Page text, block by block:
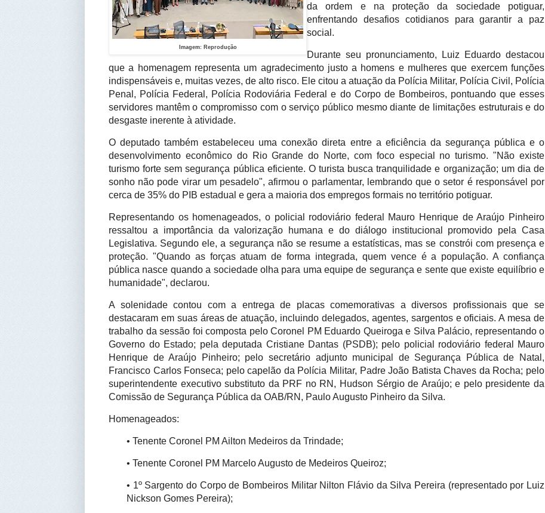
Imagem: Reprodução
da ordem e na proteção da sociedade potiguar,
enfrentando desafios cotidianos para garantir a paz
social.
Durante seu pronunciamento, Luiz Eduardo destacou
que a homenagem representa um agradecimento justo a homens e mulheres que exercem funções
indispensáveis e, muitas vezes, de alto risco. Ele citou a atuação da Polícia Militar, Polícia Civil, Polícia
Penal, Polícia Federal, Polícia Rodoviária Federal e do Corpo de Bombeiros, pontuando que esses
servidores mantêm o compromisso com o serviço público mesmo diante de limitações estruturais e do
desgaste inerente à atividade.
O deputado também estabeleceu uma conexão direta entre a eficiência da segurança pública e o
desenvolvimento econômico do Rio Grande do Norte, com foco especial no turismo. "Não existe
turismo forte sem segurança pública eficiente. O turista busca tranquilidade e organização; um dia de
sonho não pode virar um pesadelo", afirmou o parlamentar, lembrando que o setor é responsável por
cerca de 35% do PIB estadual e gera a maioria dos empregos formais no território potiguar.
Representando os homenageados, o policial rodoviário federal Mauro Henrique de Araújo Pinheiro
ressaltou a importância da valorização humana e do diálogo institucional promovido pela Casa
Legislativa. Segundo ele, a segurança não se resume a estatísticas, mas se constrói com presença e
proteção. "Quando as forças atuam de forma integrada, quem vence é a população. A confiança
pública nasce quando a sociedade olha para uma equipe de segurança e sente que existe equilíbrio e
humanidade", declarou.
A solenidade contou com a entrega de placas comemorativas a diversos profissionais que se
destacaram em suas áreas de atuação, incluindo delegados, agentes, sargentos e oficiais. A mesa de
trabalho da sessão foi composta pelo Coronel PM Eduardo Queiroga e Silva Palácio, representando o
Governo do Estado; pela deputada Cristiane Dantas (PSDB); pelo policial rodoviário federal Mauro
Henrique de Araújo Pinheiro; pelo secretário adjunto municipal de Segurança Pública de Natal,
Francisco Carlos Fonseca; pelo capelão da Polícia Militar, Padre João Batista Chaves da Rocha; pelo
superintendente executivo substituto da PRF no RN, Hudson Sérgio de Araújo; e pelo presidente da
Comissão de Segurança Pública da OAB/RN, Paulo Augusto Pinheiro da Silva.
Homenageados:
• Tenente Coronel PM Ailton Medeiros da Trindade;
• Tenente Coronel PM Marcelo Augusto de Medeiros Queiroz;
• 1º Sargento do Corpo de Bombeiros Militar Nilton Flávio da Silva Pereira (representado por Luiz
Nickson Gomes Pereira);